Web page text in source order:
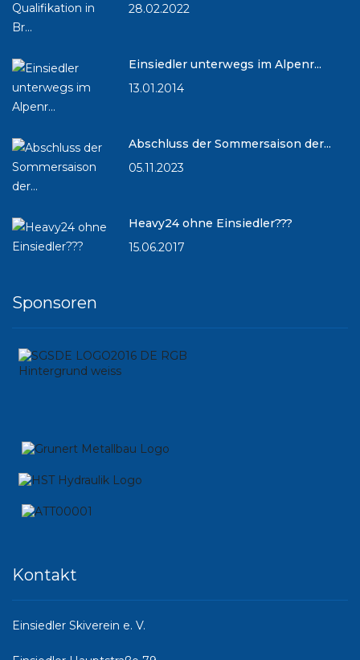
28.02.2022
Einsiedler unterwegs im Alpenr...
13.01.2014
Abschluss der Sommersaison der...
05.11.2023
Heavy24 ohne Einsiedler???
15.06.2017
Sponsoren
Kontakt
Einsiedler Skiverein e. V.